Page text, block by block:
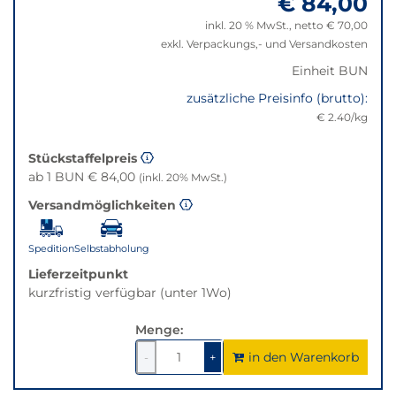
inkl. 20 % MwSt., netto € 70,00
exkl. Verpackungs,- und Versandkosten
Einheit BUN
zusätzliche Preisinfo (brutto):
€ 2.40/kg
Stückstaffelpreis
ab 1 BUN € 84,00 (inkl. 20% MwSt.)
Versandmöglichkeiten
SpeditionSelbstabholung
Lieferzeitpunkt
kurzfristig verfügbar (unter 1Wo)
Menge:
-
1
verringern
+1um
1
erhöhen
in den Warenkorb